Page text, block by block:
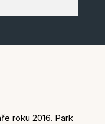
roku 2016. Park